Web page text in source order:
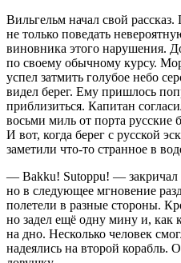
Вильгельм начал свой
не только поведать
виновника этого нарушения.
по своему обычному курсу.
успел затмить голубое небо
видел берег. Ему пришлось
приблизиться. Капитан
восьми миль от порта русские
И вот, когда берег с русской
заметили что-то странное в
— Bakku! Sutoppu! — закричал
но в следующее мгновение
полетели в разные стороны.
но задел ещё одну мину и, как
на дно. Несколько человек
надеялись на второй корабль.